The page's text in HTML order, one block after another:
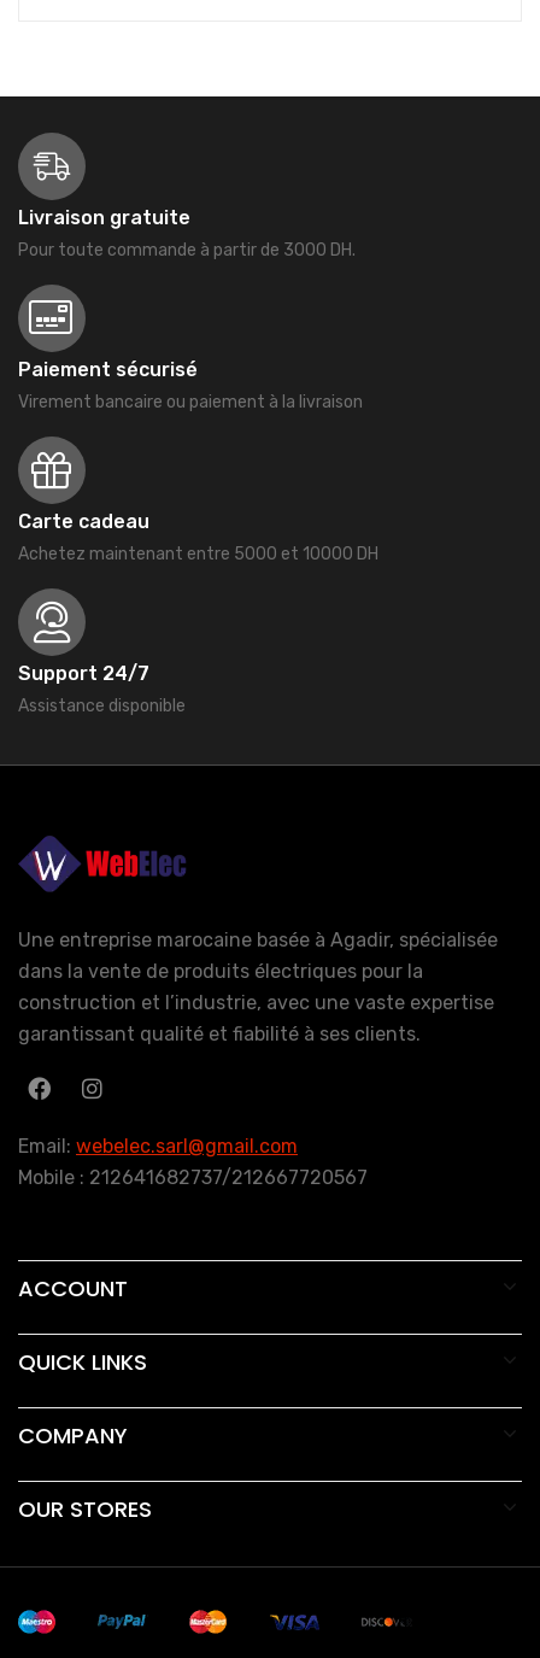
Livraison gratuite
Pour toute commande à partir de 3000 DH.
Paiement sécurisé
Virement bancaire ou paiement à la livraison
Carte cadeau
Achetez maintenant entre 5000 et 10000 DH
Support 24/7
Assistance disponible
Une entreprise marocaine basée à Agadir, spécialisée
dans la vente de produits électriques pour la
construction et l’industrie, avec une vaste expertise
garantissant qualité et fiabilité à ses clients.
Email: webelec.sarl@gmail.com
Mobile : 212641682737/212667720567
ACCOUNT
QUICK LINKS
COMPANY
OUR STORES